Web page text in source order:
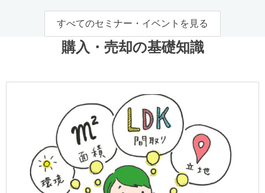
すべてのセミナー・イベントを見る
購入・売却の基礎知識